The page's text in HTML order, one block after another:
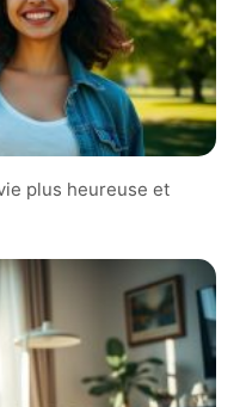
plus heureuse et